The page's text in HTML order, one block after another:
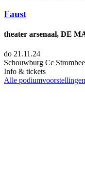
Faust
theater arsenaal, DE
do 21.11.24
Schouwburg Cc
Info & tickets
Alle